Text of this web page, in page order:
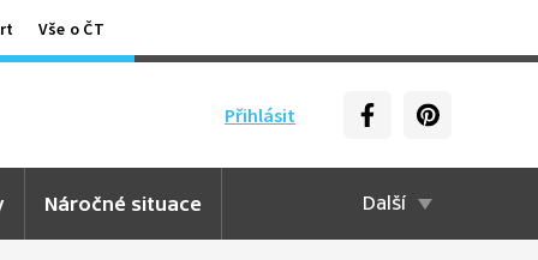
Vše o ČT
Přihlásit
Náročné situace Další